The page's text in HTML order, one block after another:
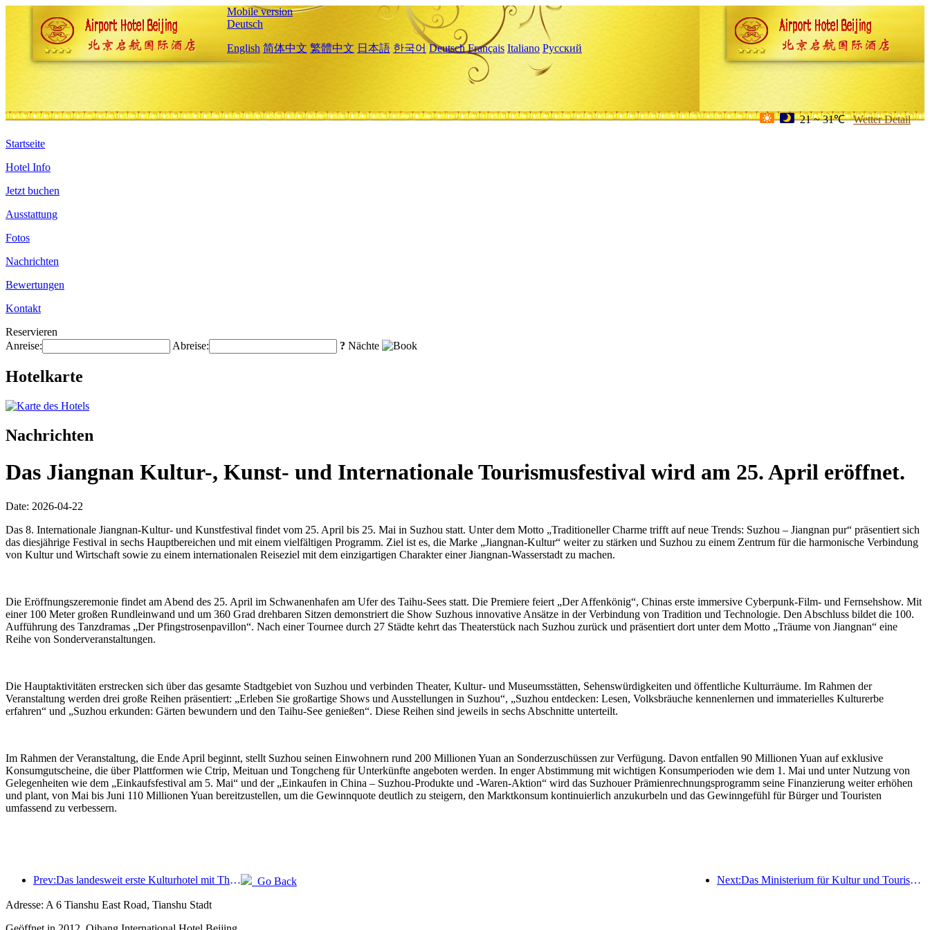
Mobile version
Deutsch
English 简体中文 繁體中文 日本語 한국어 Deutsch Français Italiano Русский
21 ~ 31℃ Wetter Detail
Startseite
Hotel Info
Jetzt buchen
Ausstattung
Fotos
Nachrichten
Bewertungen
Kontakt
Reservieren
Anreise:
Abreise: ? Nächte
Hotelkarte
Nachrichten
Das Jiangnan Kultur-, Kunst- und Internationale Tourismusfestival wird am 25. April eröffnet.
Date: 2026-04-22
Das 8. Internationale Jiangnan-Kultur- und Kunstfestival findet vom 25. April bis 25. Mai in Suzhou statt. Unter dem Motto „Traditioneller Charme trifft auf neue Trends: Suzhou – Jiangnan pur“ präsentiert sich
das diesjährige Festival in sechs Hauptbereichen und mit einem vielfältigen Programm. Ziel ist es, die Marke „Jiangnan-Kultur“ weiter zu stärken und Suzhou zu einem Zentrum für die harmonische Verbindung
von Kultur und Wirtschaft sowie zu einem internationalen Reiseziel mit dem einzigartigen Charakter einer Jiangnan-Wasserstadt zu machen.
Die Eröffnungszeremonie findet am Abend des 25. April im Schwanenhafen am Ufer des Taihu-Sees statt. Die Premiere feiert „Der Affenkönig“, Chinas erste immersive Cyberpunk-Film- und Fernsehshow. Mit
einer 100 Meter großen Rundleinwand und um 360 Grad drehbaren Sitzen demonstriert die Show Suzhous innovative Ansätze in der Verbindung von Tradition und Technologie. Den Abschluss bildet die 100.
Aufführung des Tanzdramas „Der Pfingstrosenpavillon“. Nach einer Tournee durch 27 Städte kehrt das Theaterstück nach Suzhou zurück und präsentiert dort unter dem Motto „Träume von Jiangnan“ eine
Reihe von Sonderveranstaltungen.
Die Hauptaktivitäten erstrecken sich über das gesamte Stadtgebiet von Suzhou und verbinden Theater, Kultur- und Museumsstätten, Sehenswürdigkeiten und öffentliche Kulturräume. Im Rahmen der
Veranstaltung werden drei große Reihen präsentiert: „Erleben Sie großartige Shows und Ausstellungen in Suzhou“, „Suzhou entdecken: Lesen, Volksbräuche kennenlernen und immaterielles Kulturerbe
erfahren“ und „Suzhou erkunden: Gärten bewundern und den Taihu-See genießen“. Diese Reihen sind jeweils in sechs Abschnitte unterteilt.
Im Rahmen der Veranstaltung, die Ende April beginnt, stellt Suzhou seinen Einwohnern rund 200 Millionen Yuan an Sonderzuschüssen zur Verfügung. Davon entfallen 90 Millionen Yuan auf exklusive
Konsumgutscheine, die über Plattformen wie Ctrip, Meituan und Tongcheng für Unterkünfte angeboten werden. In enger Abstimmung mit wichtigen Konsumperioden wie dem 1. Mai und unter Nutzung von
Gelegenheiten wie dem „Einkaufsfestival am 5. Mai“ und der „Einkaufen in China – Suzhou-Produkte und -Waren-Aktion“ wird das Suzhouer Prämienrechnungsprogramm seine Finanzierung weiter erhöhen
und plant, von Mai bis Juni 110 Millionen Yuan bereitzustellen, um die Gewinnquote deutlich zu steigern, den Marktkonsum kontinuierlich anzukurbeln und das Gewinngefühl für Bürger und Touristen
umfassend zu verbessern.
Prev:Das landesweit erste Kulturhotel mit Theaterthema eröffnet in Luoyang. Next:Das Ministerium für Kultur und Tourismus gibt offiziell die Aktivitäten zum „19. Mai – Tag des chinesischen Tourismus“ bekannt und plant, über eine Milliarde Yuan an Subventionen für die Öffentlichkeit bereitzustellen.
Go Back
Adresse: A 6 Tianshu East Road, Tianshu Stadt